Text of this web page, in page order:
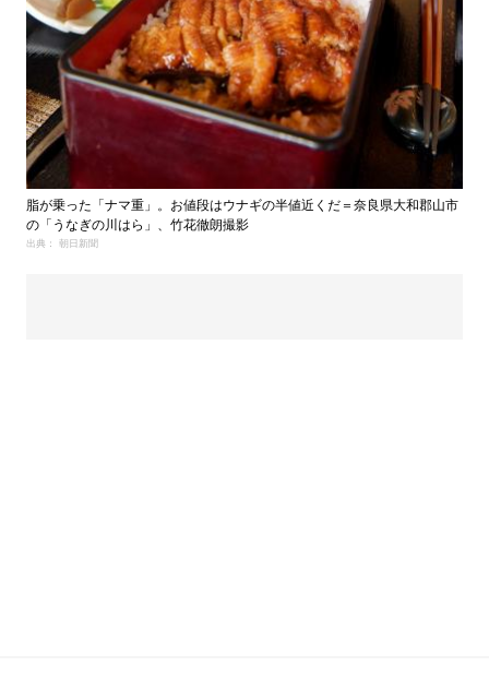
脂が乗った「ナマ重」。お値段はウナギの半値近くだ＝奈良県大和郡山市
の「うなぎの川はら」、竹花徹朗撮影
出典： 朝日新聞